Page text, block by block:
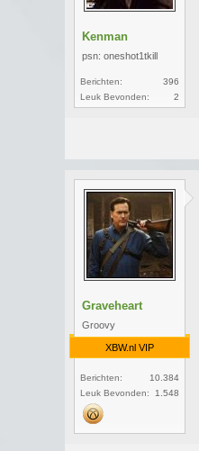
Kenman
psn: oneshot1tkill
Berichten:
396
Leuk Bevonden:
2
Graveheart
Groovy
XBW.nl VIP
Berichten:
10.384
Leuk Bevonden:
1.548